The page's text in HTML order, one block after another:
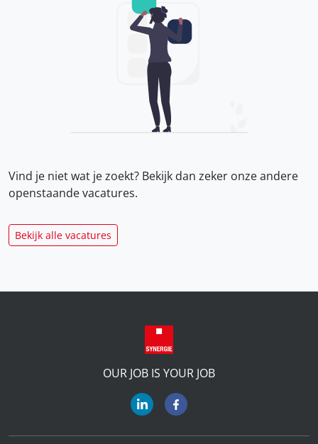
Vind je niet wat je zoekt? Bekijk dan zeker onzeandere
openstaande vacatures.
Bekijk alle vacatures
OUR JOB IS YOUR JOB